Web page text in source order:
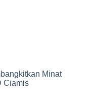
Minat
Ciamis